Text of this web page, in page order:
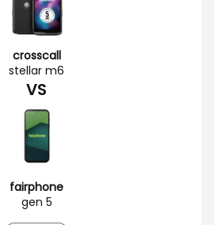
crosscall
stellar m6
VS
fairphone
gen 5